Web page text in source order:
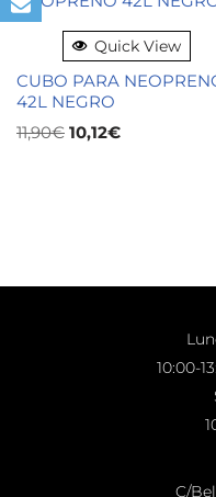
Quick View
CUBO PARA
42L NEGRO
11,90€ 10,12€
10:00-
C/